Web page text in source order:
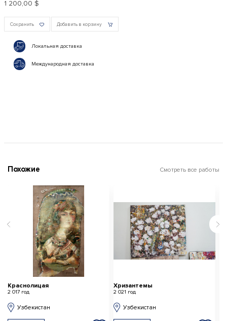
1 200,00 $
Сохранить Добавить в корзину
Локальная доставка
Международная доставка
Похожие Смотреть все работы
Хризантемы
2 021 год
Узбекистан
Натюрморт с белой кружкой
2 013 год
Узбекистан